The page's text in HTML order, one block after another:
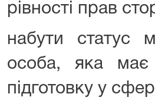
рівності прав
набути статус
особа, яка
підготовку у